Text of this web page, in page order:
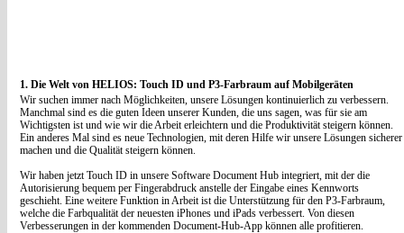
1. Die Welt von HELIOS: Touch ID und P3-Farbraum auf Mobilgeräten
Wir suchen immer nach Möglichkeiten, unsere Lösungen kontinuierlich zu verbessern.
Manchmal sind es die guten Ideen unserer Kunden, die uns sagen, was für sie am
Wichtigsten ist und wie wir die Arbeit erleichtern und die Produktivität steigern können.
Ein anderes Mal sind es neue Technologien, mit deren Hilfe wir unsere Lösungen sicherer
machen und die Qualität steigern können.
Wir haben jetzt Touch ID in unsere Software Document Hub integriert, mit der die
Autorisierung bequem per Fingerabdruck anstelle der Eingabe eines Kennworts
geschieht. Eine weitere Funktion in Arbeit ist die Unterstützung für den P3-Farbraum,
welche die Farbqualität der neuesten iPhones und iPads verbessert. Von diesen
Verbesserungen in der kommenden Document-Hub-App können alle profitieren.